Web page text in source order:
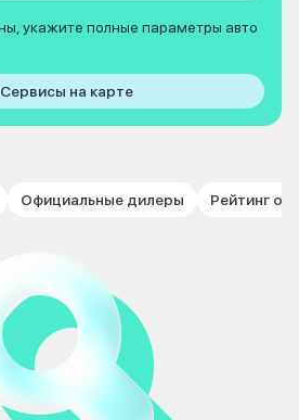
укажите полные параметры авто
Сервисы на карте
Официальные дилеры Рейтинг